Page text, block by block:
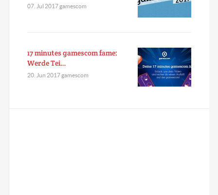
07. Jul 2017 gamescom
17 minutes gamescom fame:
Werde Tei…
20. Jun 2017 gamescom